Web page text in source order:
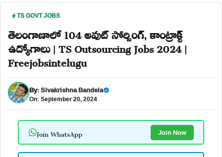
TS GOVT JOBS
తెలంగాణాలో 104 అవుట్ సోర్సింగ్, కాంట్రాక్ట్
ఉద్యోగాలు | TS Outsourcing Jobs 2024 |
Freejobsintelugu
By:Sivakrishna Bandela
On: September 20, 2024
Join WhatsApp Join Now